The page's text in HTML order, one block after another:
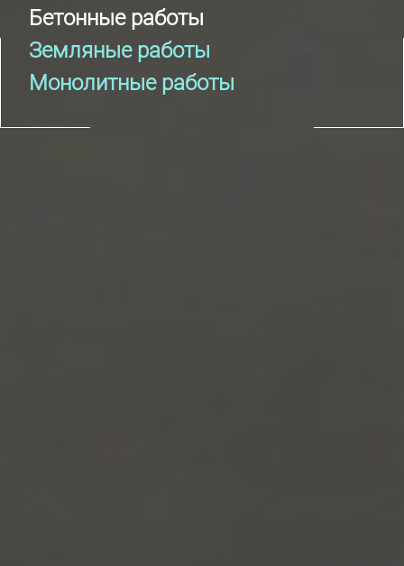
Бетонные работы
Земляные работы
Монолитные работы